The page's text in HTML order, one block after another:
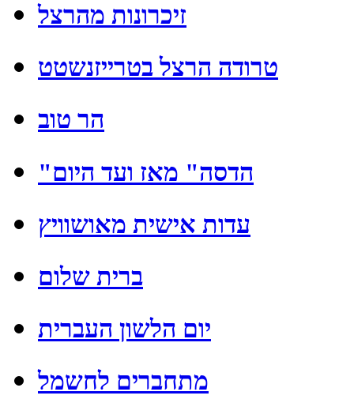
זיכרונות מהרצל
טרודה הרצל בטרייזנשטט
הר טוב
"הדסה" מאז ועד היום
עדות אישית מאושוויץ
ברית שלום
יום הלשון העברית
מתחברים לחשמל